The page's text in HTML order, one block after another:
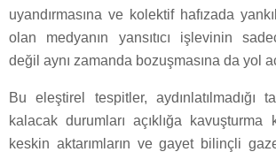
uyandırmasına ve kolektif hafızada
olan medyanın yansıtıcı işlevinin
değil aynı zamanda bozuşmasına da yol
Bu eleştirel tespitler, aydınlatılmadığı
kalacak durumları açıklığa kavuşturma
keskin aktarımların ve gayet bilinçli